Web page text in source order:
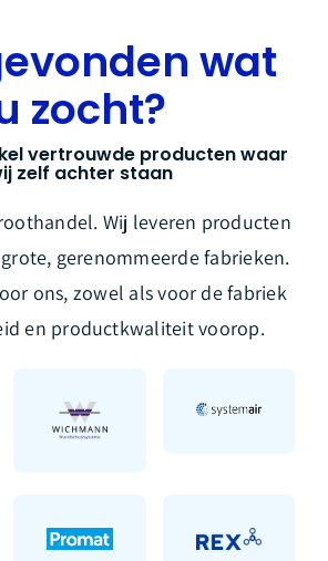
wat
zocht?
vertrouwde producten waar
zelf achter staan
Wij leveren producten
gerenommeerde fabrieken.
ons, zowel als voor de fabriek
en productkwaliteit voorop.